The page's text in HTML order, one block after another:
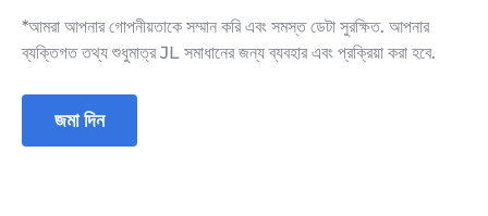
*আমরা আপনার গোপনীয়তাকে সম্মান করি এবং সমস্ত ডেটা সুরক্ষিত. আপনার
ব্যক্তিগত তথ্য শুধুমাত্র JL সমাধানের জন্য ব্যবহার এবং প্রক্রিয়া করা হবে.
জমা দিন